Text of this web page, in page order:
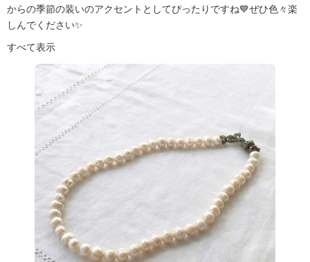
からの季節の装いのアクセントとしてぴったりですね💙ぜひ色々楽
しんでください✨
すべて表示